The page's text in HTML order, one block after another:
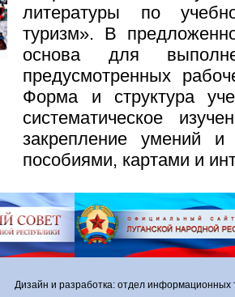
литературы по
туризм». В
основа для
предусмотренных
Форма и структура
систематическое
закрепление умений
пособиями, картами и
Дизайн и разработка: отдел информационных